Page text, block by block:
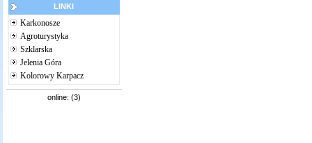
LINKI
Karkonosze
Agroturystyka
Szklarska
Jelenia Góra
Kolorowy Karpacz
online: (3)